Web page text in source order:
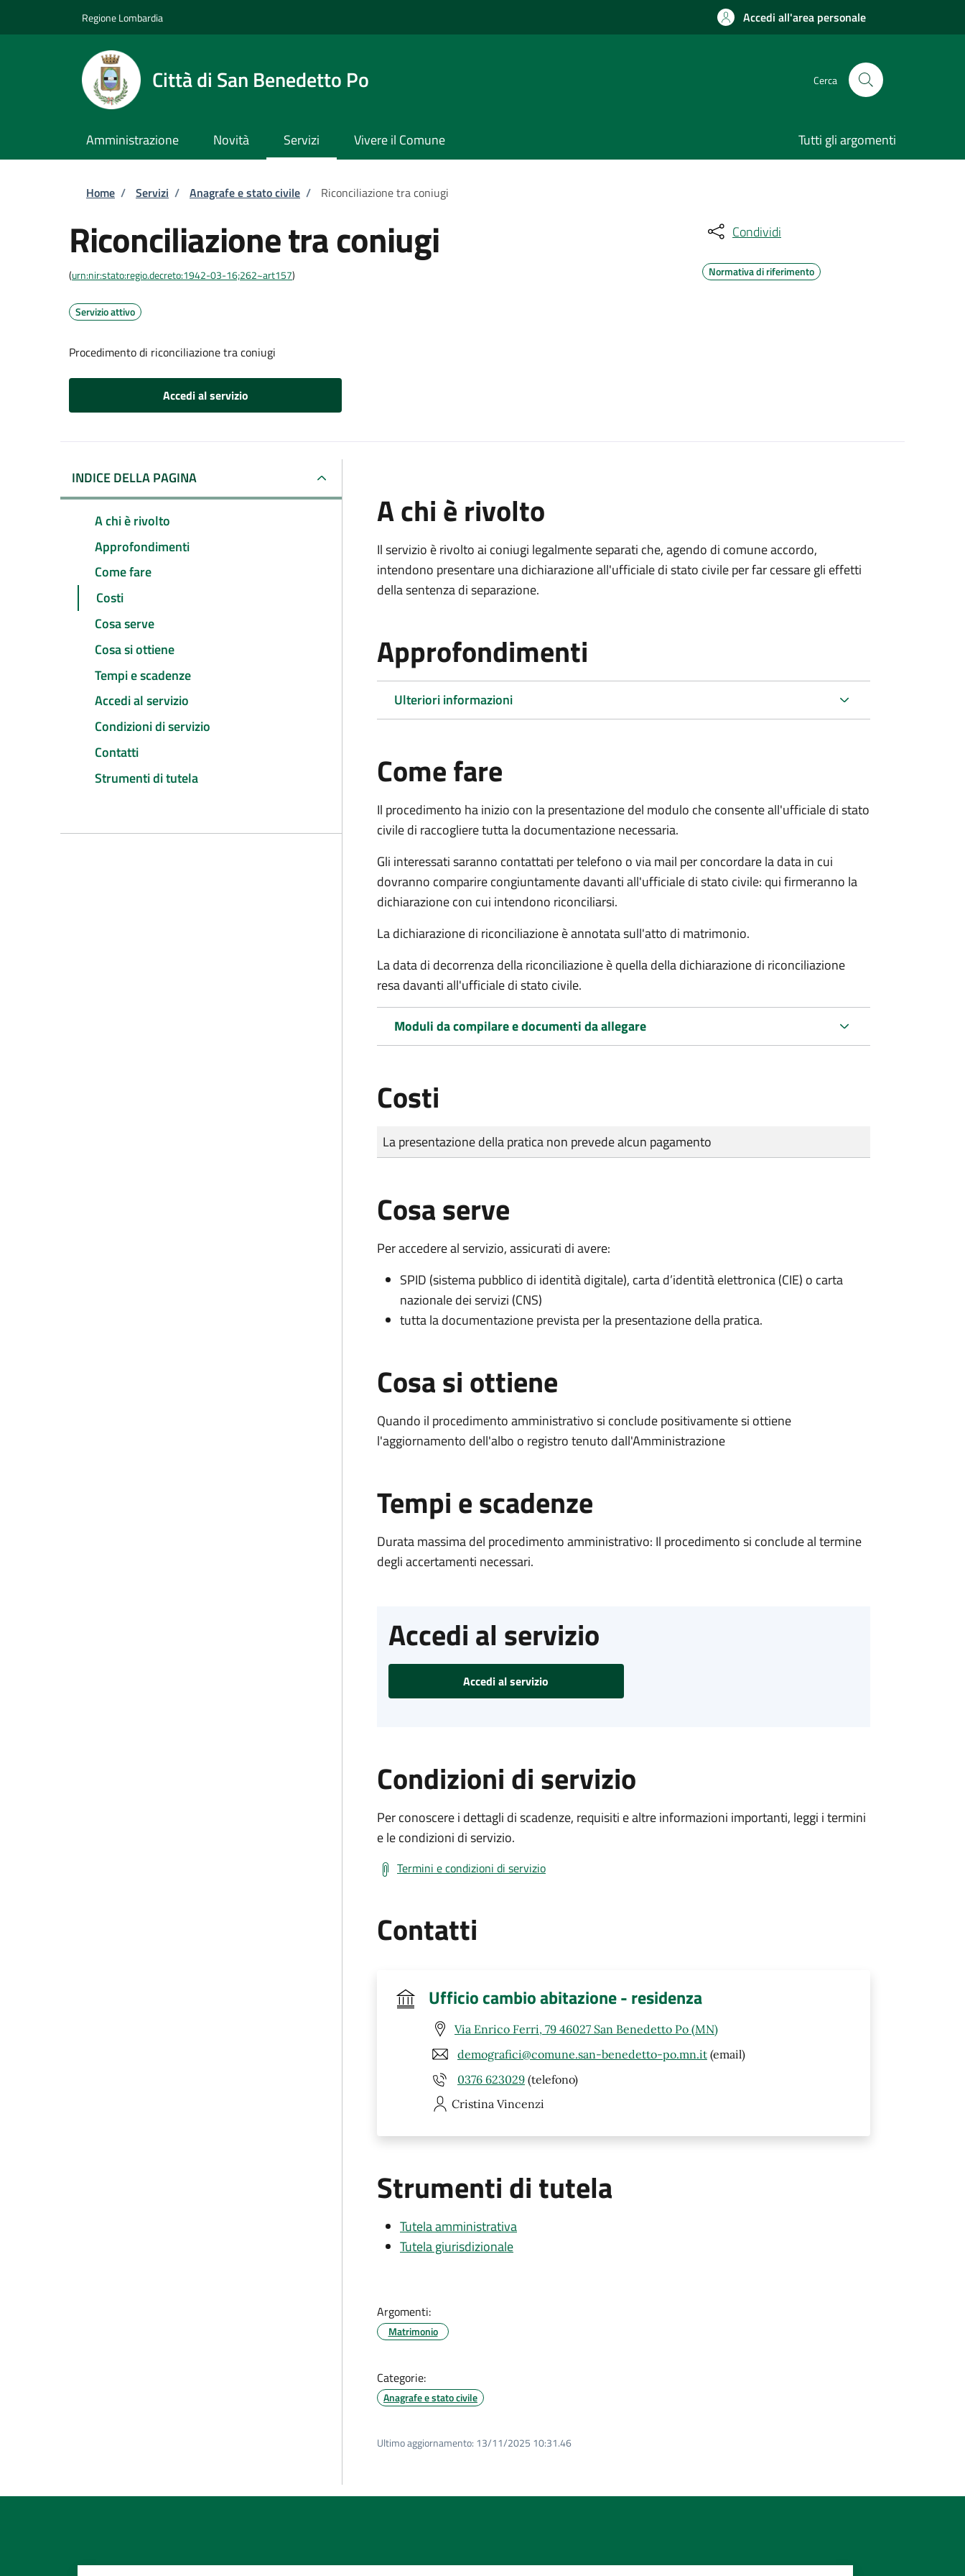
Regione Lombardia Accedi all'area personale
Città di San Benedetto Po Cerca
Amministrazione Novità Servizi Vivere il Comune Tutti gli argomenti
Briciole di pane
Home / Servizi / Anagrafe e stato civile / Riconciliazione tra coniugi
Riconciliazione tra coniugi
(urn:nir:stato:regio.decreto:1942-03-16;262~art157)
Servizio attivo
Procedimento di riconciliazione tra coniugi
Accedi al servizio
Condividi
Normativa di riferimento
INDICE DELLA PAGINA
A chi è rivolto
Approfondimenti
Come fare
Costi
Cosa serve
Cosa si ottiene
Tempi e scadenze
Accedi al servizio
Condizioni di servizio
Contatti
Strumenti di tutela
A chi è rivolto
Il servizio è rivolto ai coniugi legalmente separati che, agendo di comune accordo,
intendono presentare una dichiarazione all'ufficiale di stato civile per far cessare gli effetti
della sentenza di separazione.
Approfondimenti
Ulteriori informazioni
Come fare
Il procedimento ha inizio con la presentazione del modulo che consente all'ufficiale di stato
civile di raccogliere tutta la documentazione necessaria.
Gli interessati saranno contattati per telefono o via mail per concordare la data in cui
dovranno comparire congiuntamente davanti all'ufficiale di stato civile: qui firmeranno la
dichiarazione con cui intendono riconciliarsi.
La dichiarazione di riconciliazione è annotata sull'atto di matrimonio.
La data di decorrenza della riconciliazione è quella della dichiarazione di riconciliazione
resa davanti all'ufficiale di stato civile.
Moduli da compilare e documenti da allegare
Costi
Tipo di pagamento
Importo
La presentazione della pratica non prevede alcun pagamento
Cosa serve
Per accedere al servizio, assicurati di avere:
SPID (sistema pubblico di identità digitale), carta d’identità elettronica (CIE) o carta
nazionale dei servizi (CNS)
tutta la documentazione prevista per la presentazione della pratica.
Cosa si ottiene
Quando il procedimento amministrativo si conclude positivamente si ottiene
l'aggiornamento dell'albo o registro tenuto dall'Amministrazione
Tempi e scadenze
Durata massima del procedimento amministrativo: Il procedimento si conclude al termine
degli accertamenti necessari.
Accedi al servizio
Accedi al servizio
Condizioni di servizio
Per conoscere i dettagli di scadenze, requisiti e altre informazioni importanti, leggi i termini
e le condizioni di servizio.
Termini e condizioni di servizio
Contatti
Ufficio cambio abitazione - residenza
Via Enrico Ferri, 79 46027 San Benedetto Po (MN)
demografici@comune.san-benedetto-po.mn.it (email)
0376 623029 (telefono)
Cristina Vincenzi
Strumenti di tutela
Tutela amministrativa
Tutela giurisdizionale
Argomenti:
Matrimonio
Categorie:
Anagrafe e stato civile
Ultimo aggiornamento: 13/11/2025 10:31.46